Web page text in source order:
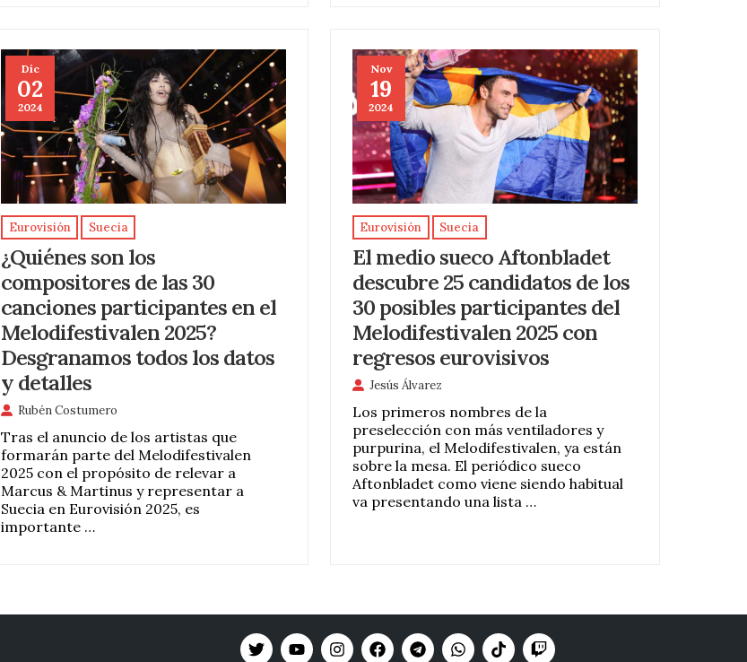
Dic
02
2024
Eurovisión Suecia
¿Quiénes son los
compositores de las 30
canciones participantes en el
Melodifestivalen 2025?
Desgranamos todos los datos
y detalles
Rubén Costumero
Tras el anuncio de los artistas que
formarán parte del Melodifestivalen
2025 con el propósito de relevar a
Marcus & Martinus y representar a
Suecia en Eurovisión 2025, es
importante …
Nov
19
2024
Eurovisión Suecia
El medio sueco Aftonbladet
descubre 25 candidatos de los
30 posibles participantes del
Melodifestivalen 2025 con
regresos eurovisivos
Jesús Álvarez
Los primeros nombres de la
preselección con más ventiladores y
purpurina, el Melodifestivalen, ya están
sobre la mesa. El periódico sueco
Aftonbladet como viene siendo habitual
va presentando una lista …